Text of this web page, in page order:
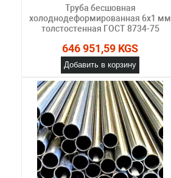
Труба бесшовная
холоднодеформированная 6х1 мм
толстостенная ГОСТ 8734-75
646 951,59 KGS
Добавить в корзину